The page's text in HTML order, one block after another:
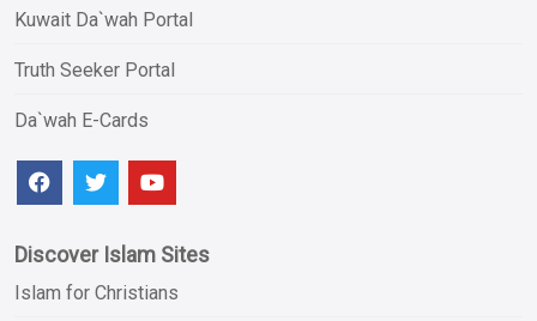
Kuwait Da`wah Portal
Truth Seeker Portal
Da`wah E-Cards
Discover Islam Sites
Islam for Christians